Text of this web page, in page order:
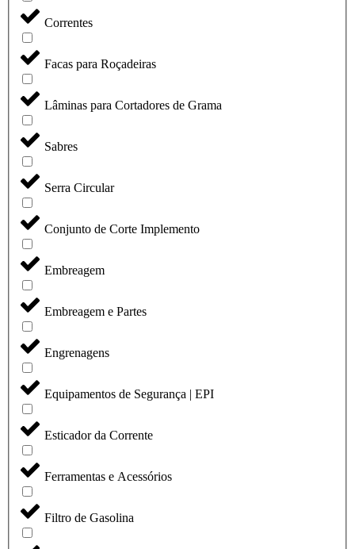
Correntes
Facas para Roçadeiras
Lâminas para Cortadores de Grama
Sabres
Serra Circular
Conjunto de Corte Implemento
Embreagem
Embreagem e Partes
Engrenagens
Equipamentos de Segurança | EPI
Esticador da Corrente
Ferramentas e Acessórios
Filtro de Gasolina